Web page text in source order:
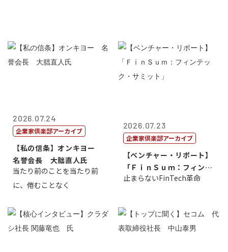
2026.07.24
企業家倶楽部アーカイブ
【私の信条】オンキヨー
名誉会長 大朏直人氏
当たり前のことを当たり前
に、倦むことなく
2026.07.23
企業家倶楽部アーカイブ
【ベンチャー・リポート】
「ＦｉｎＳｕｍ：フィンテ
ック・サミッ...
止まらないFinTech革命